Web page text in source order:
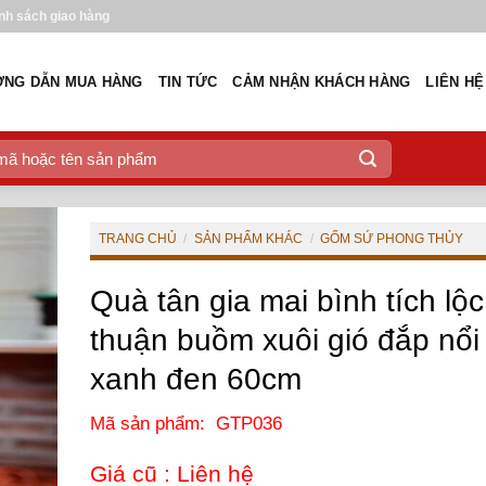
sách giao hàng
DẪN MUA HÀNG TIN TỨC CẢM NHẬN KHÁCH HÀNG LIÊN HỆ
TRANG CHỦ / SẢN PHẨM KHÁC / GỐM SỨ PHONG THỦY
Quà tân gia mai bình tích lộc
thuận buồm xuôi gió đắp nổi
xanh đen 60cm
Mã sản phẩm: GTP036
Giá cũ : Liên hệ